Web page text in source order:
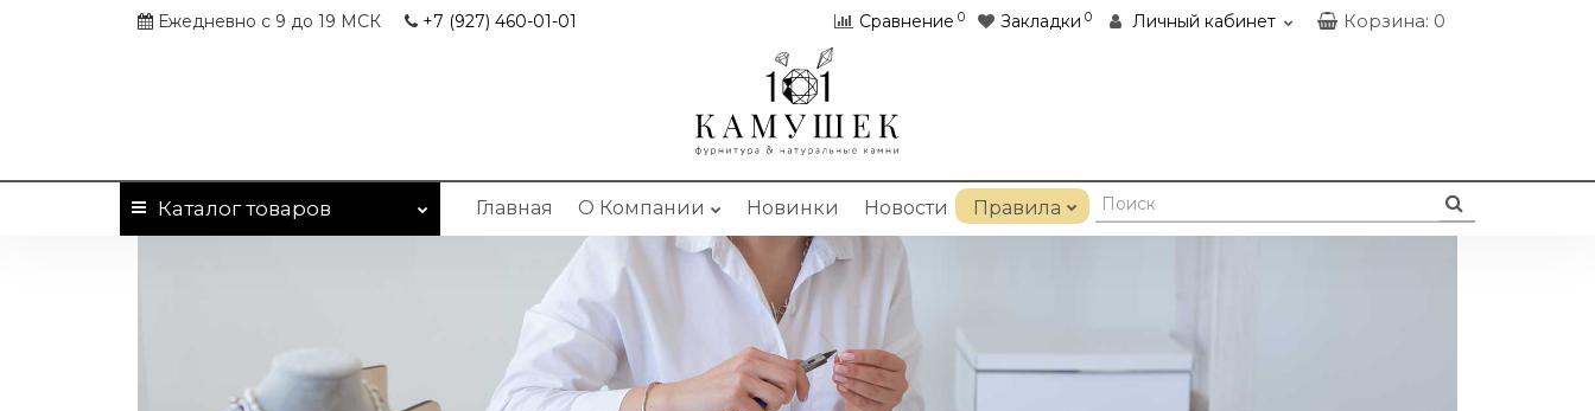
Ежедневно с 9 до 19 МСК +7 (927) 460-01-01 Сравнение 0 Закладки 0 Личный кабинет Корзина: 0
Каталогтоваров Главная О Компании Новинки Новости Правила